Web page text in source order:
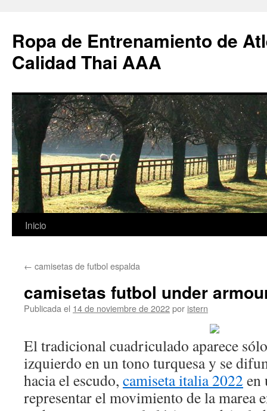
Ropa de Entrenamiento de
Calidad Thai AAA
Saltar
contenido
Inicio
← camisetas de futbol espalda
camisetas futbol under
Publicada el 14 de noviembre de 2022por istern
El tradicional cuadriculado aparece
izquierdo en un tono turquesa y se
hacia el escudo, camiseta italia 2022 en
representar el movimiento de la marea